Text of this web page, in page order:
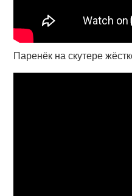
Паренёк на скутере